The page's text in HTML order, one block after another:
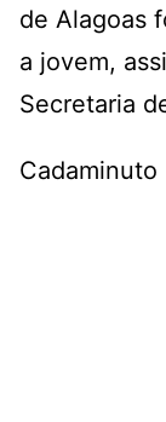
de Alagoas
a jovem,
Secretaria
Cadaminuto